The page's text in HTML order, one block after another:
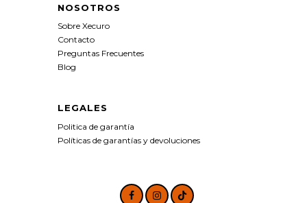
NOSOTROS
Sobre Xecuro
Contacto
Preguntas Frecuentes
Blog
LEGALES
Politica de garantía
Políticas de garantías y devoluciones